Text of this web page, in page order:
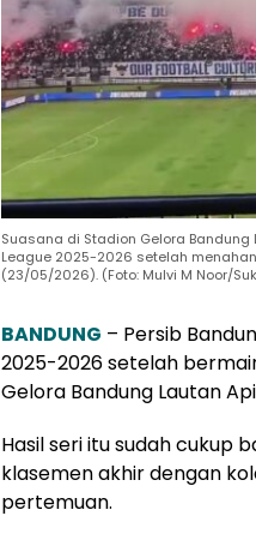
Suasana di Stadion Gelora
League 2025-2026 setelah
(23/05/2026). (Foto: Mulvi M Noor/
BANDUNG – Persib
2025-2026 setelah
Gelora Bandung Lautan
Hasil seri itu sudah cukup
klasemen akhir dengan
pertemuan.